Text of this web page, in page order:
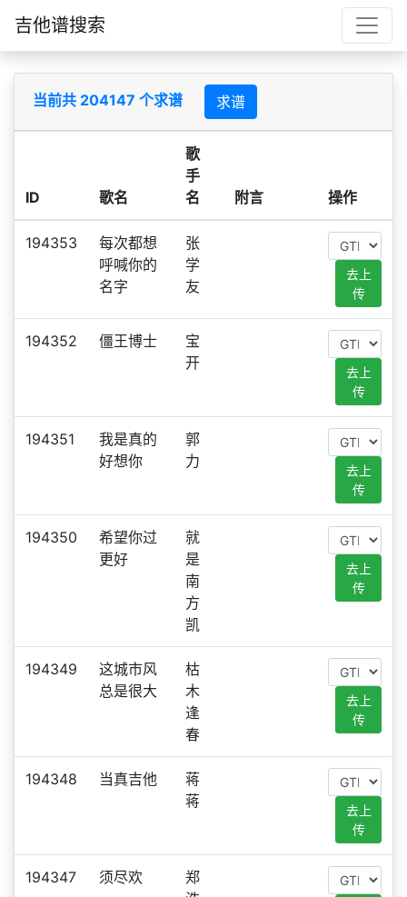
吉他谱搜索
当前共 204147 个求谱 求谱
ID 歌名
歌
手
名
附言 操作
194353
每次都想
呼喊你的
名字
张
学
友
去上
传
194352 僵王博士
宝
开
去上
传
194351
我是真的
好想你
郭
力
去上
传
194350
希望你过
更好
就
是
南
方
凯
去上
传
194349
这城市风
总是很大
枯
木
逢
春
去上
传
194348 当真吉他
蒋
蒋
去上
传
194347 须尽欢
郑